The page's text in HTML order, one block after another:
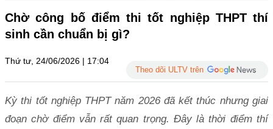
Chờ công bố điểm thi tốt nghiệp THPT thí
sinh cần chuẩn bị gì?
Thứ tư, 24/06/2026 | 17:04
Theo dõi ULTV trên
Kỳ thi tốt nghiệp THPT năm 2026 đã kết thúc nhưng giai
đoạn chờ điểm vẫn rất quan trọng. Đây là thời điểm thí